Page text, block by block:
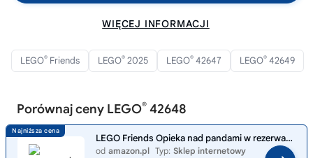
WIĘCEJ INFORMACJI
LEGO® Friends LEGO® 2025 LEGO® 42647 LEGO® 42649
Porównaj ceny LEGO® 42648
LEGO Friends Opieka nad pandami w rezerwacie 42648 | Opieka nad zwierzętami, zestaw z pandami, prezent dla dziewczynki i
od amazon.pl Typ: Sklep internetowy